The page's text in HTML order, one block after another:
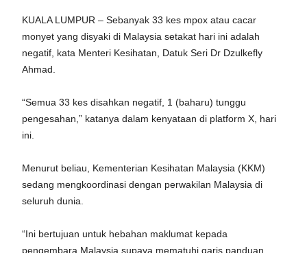
KUALA LUMPUR – Sebanyak 33 kes mpox atau cacar
monyet yang disyaki di Malaysia setakat hari ini adalah
negatif, kata Menteri Kesihatan, Datuk Seri Dr Dzulkefly
Ahmad.
“Semua 33 kes disahkan negatif, 1 (baharu) tunggu
pengesahan,” katanya dalam kenyataan di platform X, hari
ini.
Menurut beliau, Kementerian Kesihatan Malaysia (KKM)
sedang mengkoordinasi dengan perwakilan Malaysia di
seluruh dunia.
“Ini bertujuan untuk hebahan maklumat kepada
pengembara Malaysia supaya mematuhi garis panduan